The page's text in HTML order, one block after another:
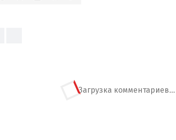
Загрузка комментариев...